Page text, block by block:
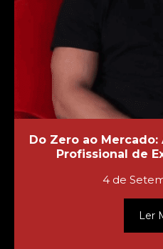
Do Zero ao
Profissional de
4 de
Ler